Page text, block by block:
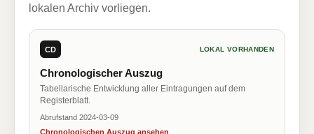
lokalen Archiv vorliegen.
CD LOKAL VORHANDEN
Chronologischer Auszug
Tabellarische Entwicklung aller Eintragungen auf dem
Registerblatt.
Abrufstand 2024-03-09
Chronologischen Auszug ansehen